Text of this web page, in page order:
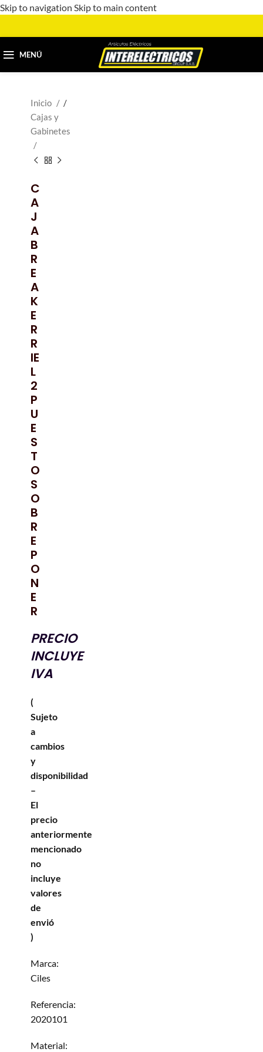
Skip to navigation Skip to main content
MENÚ
Inicio
/
Cajas y
Gabinetes
C
A
J
A
B
R
E
A
K
E
R
R
IE
L
2
P
U
E
S
T
O
S
O
B
R
E
P
O
N
E
R
PRECIO
INCLUYE
IVA
(
Sujeto
a
cambios
y
disponibilidad
–
El
precio
anteriormente
mencionado
no
incluye
valores
de
envió
)
Marca:
Ciles
Referencia:
2020101
Material: